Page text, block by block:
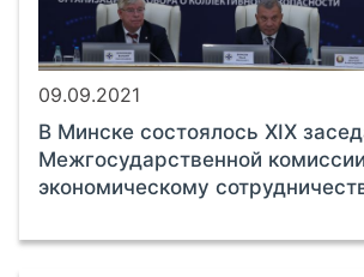
09.09.2021
В Минске состоялось ХIХ
Межгосударственной
экономическому